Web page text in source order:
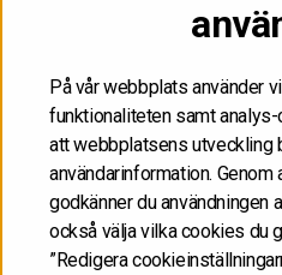
På vår webbplats använder
funktionaliteten samt
att webbplatsens utveckling
användarinformation. Genom
godkänner du användningen
också välja vilka cookies du
”Redigera
Moody’s
beslut om
kreditbetyg